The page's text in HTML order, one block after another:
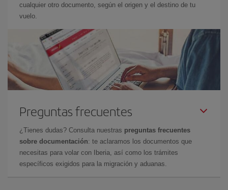
cualquier otro documento, según el origen y el destino de tu
vuelo.
Preguntas frecuentes
¿Tienes dudas? Consulta nuestras preguntas frecuentes
sobre documentación: te aclaramos los documentos que
necesitas para volar con Iberia, así como los trámites
específicos exigidos para la migración y aduanas.